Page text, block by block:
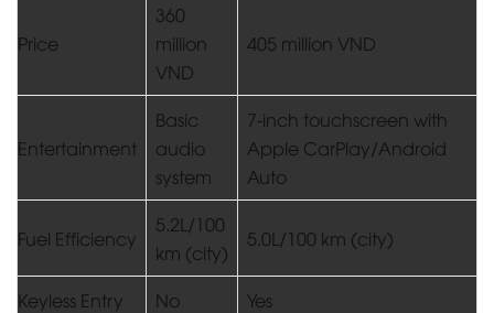
Price
360
million
VND
405 million VND
Entertainment
Basic
audio
system
7-inch touchscreen with
Apple CarPlay/Android
Auto
Fuel Efficiency
5.2L/100
km (city)
5.0L/100 km (city)
Keyless Entry No Yes